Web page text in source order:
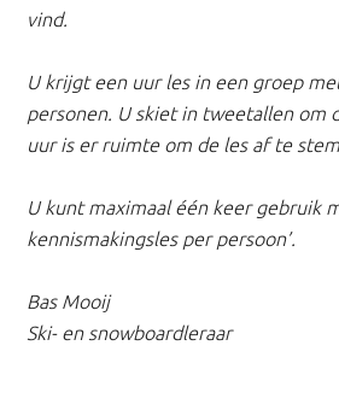
vind.
U krijgt een uur les in een groep
personen. U skiet in tweetallen om
uur is er ruimte om de les af te
U kunt maximaal één keer gebruik
kennismakingsles per persoon’.
Bas Mooij
Ski- en snowboardleraar